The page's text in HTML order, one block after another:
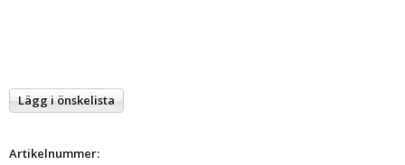
Lägg i önskelista
Artikelnummer: